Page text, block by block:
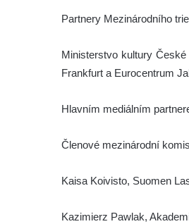
Partnery Mezinárodního
Ministerstvo kultury
Frankfurt a Eurocentrum
Hlavním mediálním
Členové mezinárodní
Kaisa Koivisto, Suomen
Kazimierz Pawlak,